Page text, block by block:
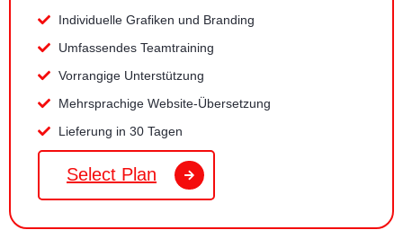
Individuelle Grafiken und Branding
Umfassendes Teamtraining
Vorrangige Unterstützung
Mehrsprachige Website-Übersetzung
Lieferung in 30 Tagen
Select Plan